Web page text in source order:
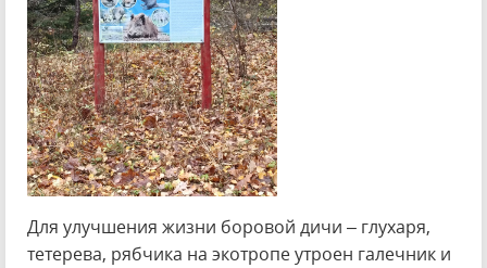
Для улучшения жизни боровой дичи – глухаря,
тетерева, рябчика на экотропе утроен галечник и